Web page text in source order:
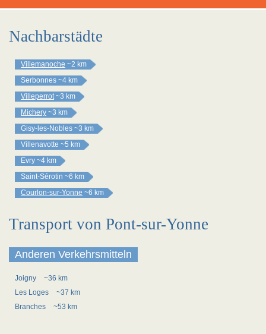
Nachbarstädte
Villemanoche ~2 km
Serbonnes ~4 km
Villeperrot ~3 km
Michery ~3 km
Gisy-les-Nobles ~3 km
Villenavotte ~5 km
Evry ~4 km
Saint-Sérotin ~6 km
Courlon-sur-Yonne ~6 km
Transport von Pont-sur-Yonne
Anderen Verkehrsmitteln
Joigny
~36 km
Les Loges
~37 km
Branches
~53 km